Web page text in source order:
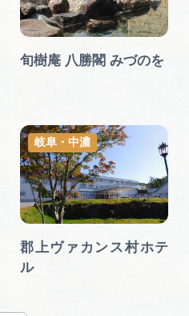
旬樹庵 八勝閣 みづのを
郡上ヴァカンス村ホテ
ル
岐阜・中濃